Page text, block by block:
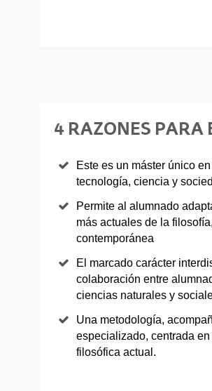
4 RAZONES PARA
Este es un máster único
tecnología, ciencia y
Permite al alumnado
más actuales de la
contemporánea
El marcado carácter
colaboración entre
ciencias naturales y
Una metodología,
especializado, centrada
filosófica actual.